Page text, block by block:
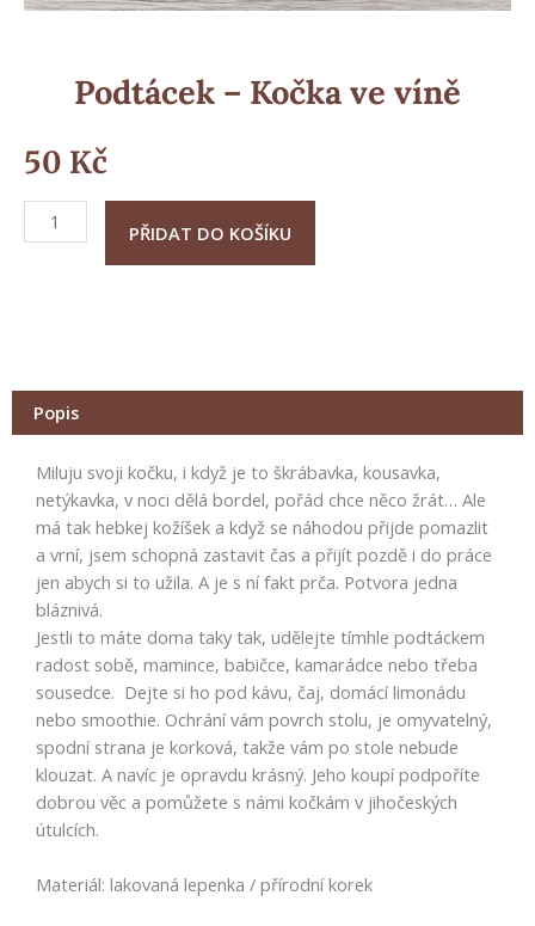
Podtácek – Kočka ve víně
50 Kč
Podtácek
-
PŘIDAT DO KOŠÍKU
Popis
Miluju svoji kočku, i když je to škrábavka, kousavka,
netýkavka, v noci dělá bordel, pořád chce něco žrát… Ale
má tak hebkej kožíšek a když se náhodou přijde pomazlit
a vrní, jsem schopná zastavit čas a přijít pozdě i do práce
jen abych si to užila. A je s ní fakt prča. Potvora jedna
bláznivá.
Jestli to máte doma taky tak, udělejte tímhle podtáckem
radost sobě, mamince, babičce, kamarádce nebo třeba
sousedce. Dejte si ho pod kávu, čaj, domácí limonádu
nebo smoothie. Ochrání vám povrch stolu, je omyvatelný,
spodní strana je korková, takže vám po stole nebude
klouzat. A navíc je opravdu krásný. Jeho koupí podpoříte
dobrou věc a pomůžete s námi kočkám v jihočeských
útulcích.
Materiál: lakovaná lepenka / přírodní korek